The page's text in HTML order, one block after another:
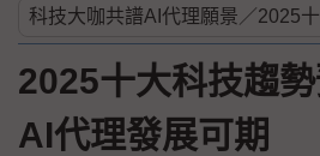
2025十大科技趨
AI代理發展可期